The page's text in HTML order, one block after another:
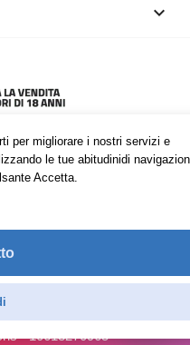
per migliorare i nostri servizi e
le tue abitudinidi
Accetta.

su:
- 10613270965